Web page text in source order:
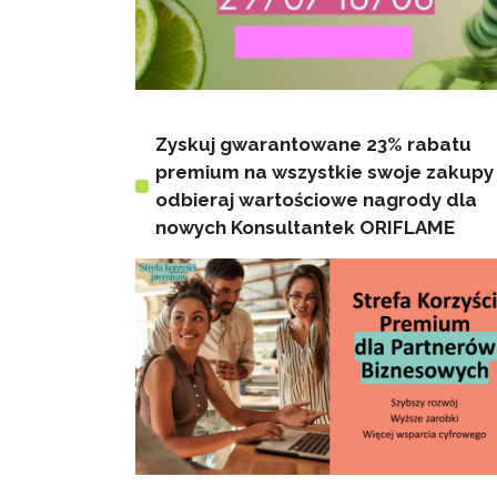
Zyskuj gwarantowane 23% rabatu
premium na wszystkie swoje zakupy
odbieraj wartościowe nagrody dla
nowych Konsultantek ORIFLAME